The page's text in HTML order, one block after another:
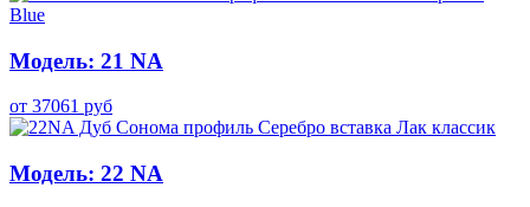
Модель: 21 NA
от 37061 руб
Модель: 22 NA